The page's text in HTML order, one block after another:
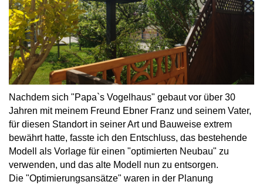
Nachdem sich "Papa`s Vogelhaus" gebaut vor über 30
Jahren mit meinem Freund Ebner Franz und seinem Vater,
für diesen Standort in seiner Art und Bauweise extrem
bewährt hatte, fasste ich den Entschluss, das bestehende
Modell als Vorlage für einen "optimierten Neubau" zu
verwenden, und das alte Modell nun zu entsorgen.
Die "Optimierungsansätze" waren in der Planung